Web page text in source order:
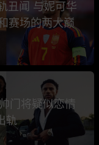
丑闻 与妮可华
赛场的两大巅
门将疑似恋情
轨